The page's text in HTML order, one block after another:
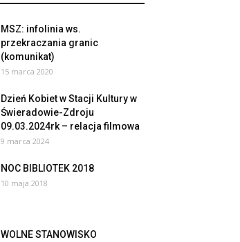
MSZ: infolinia ws.
przekraczania granic
(komunikat)
15 marca 2020
Dzień Kobiet w Stacji Kultury w
Świeradowie-Zdroju
09.03.2024rk – relacja filmowa
9 marca 2024
NOC BIBLIOTEK 2018
10 maja 2018
WOLNE STANOWISKO